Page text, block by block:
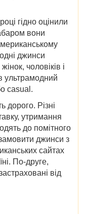
гідно оцінили
вони
джинси
чоловіків і
ультрамодний
casual.
дорого. Різні
утримання
до помітного
джинси з
сайтах
По-друге,
від